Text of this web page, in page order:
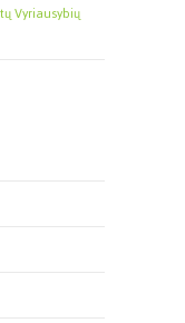
Vyriausybių